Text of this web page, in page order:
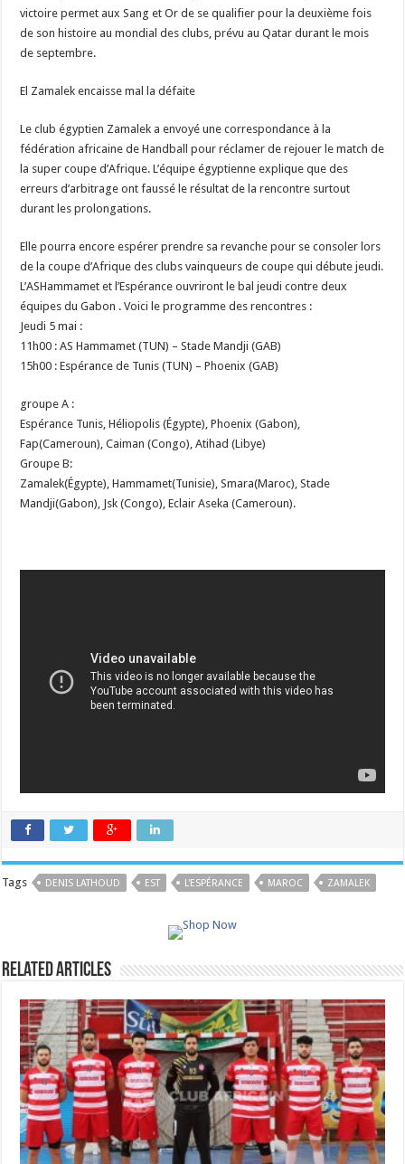
victoire permet aux Sang et Or de se qualifier pour la deuxième fois
de son histoire au mondial des clubs, prévu au Qatar durant le mois
de septembre.
El Zamalek encaisse mal la défaite
Le club égyptien Zamalek a envoyé une correspondance à la
fédération africaine de Handball pour réclamer de rejouer le match de
la super coupe d’Afrique. L’équipe égyptienne explique que des
erreurs d’arbitrage ont faussé le résultat de la rencontre surtout
durant les prolongations.
Elle pourra encore espérer prendre sa revanche pour se consoler lors
de la coupe d’Afrique des clubs vainqueurs de coupe qui débute jeudi.
L’ASHammamet et l’Espérance ouvriront le bal jeudi contre deux
équipes du Gabon . Voici le programme des rencontres :
Jeudi 5 mai :
11h00 : AS Hammamet (TUN) – Stade Mandji (GAB)
15h00 : Espérance de Tunis (TUN) – Phoenix (GAB)
groupe A :
Espérance Tunis, Héliopolis (Égypte), Phoenix (Gabon),
Fap(Cameroun), Caiman (Congo), Atihad (Libye)
Groupe B:
Zamalek(Égypte), Hammamet(Tunisie), Smara(Maroc), Stade
Mandji(Gabon), Jsk (Congo), Eclair Aseka (Cameroun).
Tags DENIS LATHOUD EST L'ESPÉRANCE MAROC ZAMALEK
Related Articles